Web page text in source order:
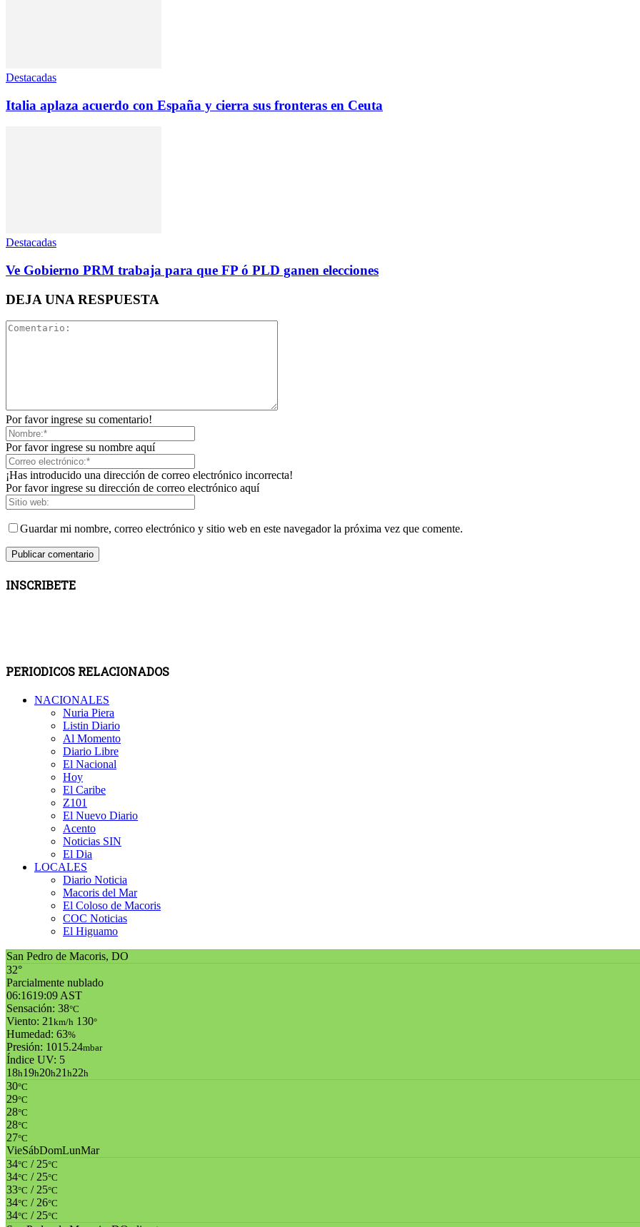
Destacadas
Italia aplaza acuerdo con España y cierra sus fronteras en Ceuta
Destacadas
Ve Gobierno PRM trabaja para que FP ó PLD ganen elecciones
DEJA UNA RESPUESTA
Por favor ingrese su comentario!
Por favor ingrese su nombre aquí
¡Has introducido una dirección de correo electrónico incorrecta!
Por favor ingrese su dirección de correo electrónico aquí
Guardar mi nombre, correo electrónico y sitio web en este navegador la próxima vez que comente.
INSCRIBETE
PERIODICOS RELACIONADOS
NACIONALES
Nuria Piera
Listin Diario
Al Momento
Diario Libre
El Nacional
Hoy
El Caribe
Z101
El Nuevo Diario
Acento
Noticias SIN
El Dia
LOCALES
Diario Noticia
Macoris del Mar
El Coloso de Macoris
COC Noticias
El Higuamo
San Pedro de Macoris, DO
32°
Parcialmente nublado
06:1619:09 AST
Sensación: 38°C
Viento: 21km/h 130°
Humedad: 63%
Presión: 1015.24mbar
Índice UV: 5
18h19h20h21h22h
30°C
29°C
28°C
28°C
27°C
VieSábDomLunMar
34°C / 25°C
34°C / 25°C
33°C / 25°C
34°C / 26°C
34°C / 25°C